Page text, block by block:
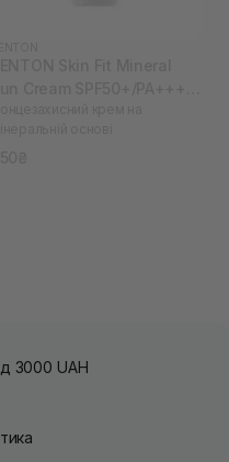
3000 UAH